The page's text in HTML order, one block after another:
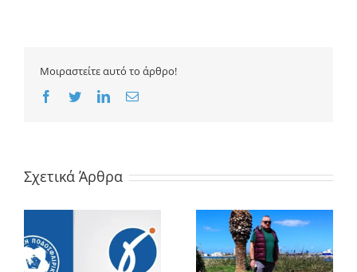
Μοιραστείτε αυτό το άρθρο!
Facebook
TwitterLinkedInEmail
Σχετικά Άρθρα